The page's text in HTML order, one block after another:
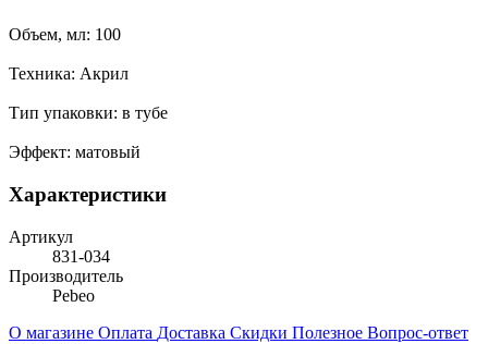
Объем, мл: 100
Техника: Акрил
Тип упаковки: в тубе
Эффект: матовый
Характеристики
Артикул
831-034
Производитель
Pebeo
О магазине Оплата Доставка Скидки Полезное Вопрос-ответ